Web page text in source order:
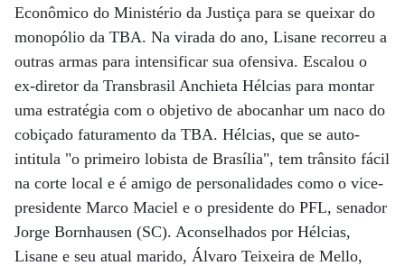
Econômico do Ministério da Justiça para se queixar do
monopólio da TBA. Na virada do ano, Lisane recorreu a
outras armas para intensificar sua ofensiva. Escalou o
ex-diretor da Transbrasil Anchieta Hélcias para montar
uma estratégia com o objetivo de abocanhar um naco do
cobiçado faturamento da TBA. Hélcias, que se auto-
intitula "o primeiro lobista de Brasília", tem trânsito fácil
na corte local e é amigo de personalidades como o vice-
presidente Marco Maciel e o presidente do PFL, senador
Jorge Bornhausen (SC). Aconselhados por Hélcias,
Lisane e seu atual marido, Álvaro Teixeira de Mello,